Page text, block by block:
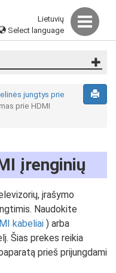
Lietuvių
Select language
jungtys prie
prie HDMI
įrenginių
įrašymo
Naudokite
kabeliai ) arba
Šias prekes reikia
prieš prijungdami